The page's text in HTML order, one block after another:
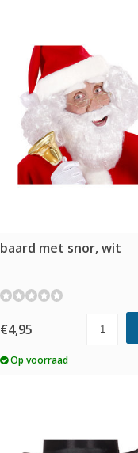
baard met snor, wit
€4,95
Op voorraad